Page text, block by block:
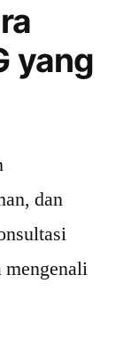
yang
dan
mengenali